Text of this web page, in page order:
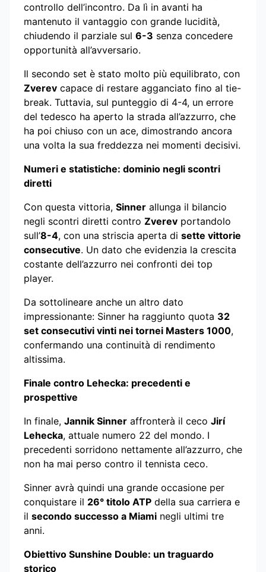
controllo dell’incontro. Da lì in avanti ha
mantenuto il vantaggio con grande lucidità,
chiudendo il parziale sul 6-3 senza concedere
opportunità all’avversario.
Il secondo set è stato molto più equilibrato, con
Zverev capace di restare agganciato fino al tie-
break. Tuttavia, sul punteggio di 4-4, un errore
del tedesco ha aperto la strada all’azzurro, che
ha poi chiuso con un ace, dimostrando ancora
una volta la sua freddezza nei momenti decisivi.
Numeri e statistiche: dominio negli scontri
diretti
Con questa vittoria, Sinner allunga il bilancio
negli scontri diretti contro Zverev portandolo
sull’8-4, con una striscia aperta di sette vittorie
consecutive. Un dato che evidenzia la crescita
costante dell’azzurro nei confronti dei top
player.
Da sottolineare anche un altro dato
impressionante: Sinner ha raggiunto quota 32
set consecutivi vinti nei tornei Masters 1000,
confermando una continuità di rendimento
altissima.
Finale contro Lehecka: precedenti e
prospettive
In finale, Jannik Sinner affronterà il ceco Jirí
Lehecka, attuale numero 22 del mondo. I
precedenti sorridono nettamente all’azzurro, che
non ha mai perso contro il tennista ceco.
Sinner avrà quindi una grande occasione per
conquistare il 26° titolo ATP della sua carriera e
il secondo successo a Miami negli ultimi tre
anni.
Obiettivo Sunshine Double: un traguardo
storico